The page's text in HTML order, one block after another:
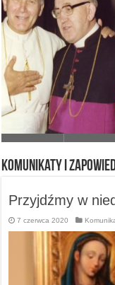
I Synod Diecezji
Komunikaty i
Przyjdźmy w
7 czerwca 2020